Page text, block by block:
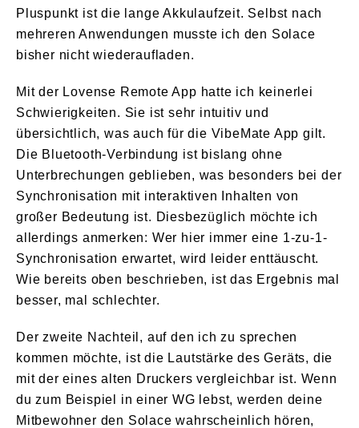
Pluspunkt ist die lange Akkulaufzeit. Selbst nach
mehreren Anwendungen musste ich den Solace
bisher nicht wiederaufladen.
Mit der Lovense Remote App hatte ich keinerlei
Schwierigkeiten. Sie ist sehr intuitiv und
übersichtlich, was auch für die VibeMate App gilt.
Die Bluetooth-Verbindung ist bislang ohne
Unterbrechungen geblieben, was besonders bei der
Synchronisation mit interaktiven Inhalten von
großer Bedeutung ist. Diesbezüglich möchte ich
allerdings anmerken: Wer hier immer eine 1-zu-1-
Synchronisation erwartet, wird leider enttäuscht.
Wie bereits oben beschrieben, ist das Ergebnis mal
besser, mal schlechter.
Der zweite Nachteil, auf den ich zu sprechen
kommen möchte, ist die Lautstärke des Geräts, die
mit der eines alten Druckers vergleichbar ist. Wenn
du zum Beispiel in einer WG lebst, werden deine
Mitbewohner den Solace wahrscheinlich hören,